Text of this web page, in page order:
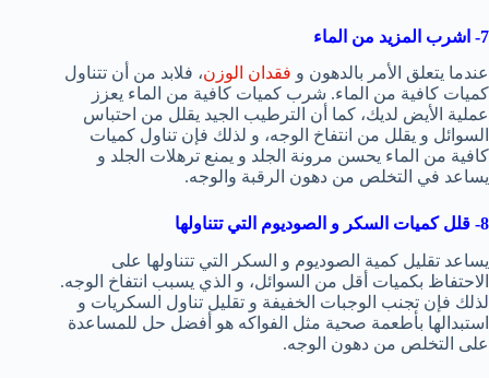
7- اشرب المزيد من الماء
عندما يتعلق الأمر بالدهون و فقدان الوزن، فلابد من أن تتناول
كميات كافية من الماء. شرب كميات كافية من الماء يعزز
عملية الأيض لديك، كما أن الترطيب الجيد يقلل من احتباس
السوائل و يقلل من انتفاخ الوجه، و لذلك فإن تناول كميات
كافية من الماء يحسن مرونة الجلد و يمنع ترهلات الجلد و
يساعد في التخلص من دهون الرقبة والوجه.
8- قلل كميات السكر و الصوديوم التي تتناولها
يساعد تقليل كمية الصوديوم و السكر التي تتناولها على
الاحتفاظ بكميات أقل من السوائل، و الذي يسبب انتفاخ الوجه.
لذلك فإن تجنب الوجبات الخفيفة و تقليل تناول السكريات و
استبدالها بأطعمة صحية مثل الفواكه هو أفضل حل للمساعدة
على التخلص من دهون الوجه.